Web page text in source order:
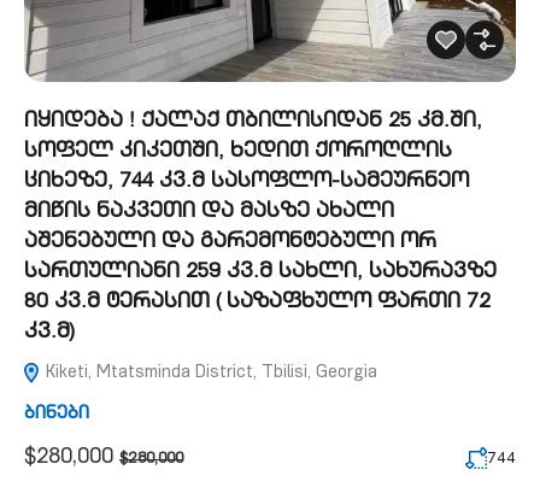
იყიდება ! ქალაქ თბილისიდან 25 კმ.ში,
სოფელ კიკეთში, ხედით ქოროღლის
ციხეზე, 744 კვ.მ სასოფლო-სამეურნეო
მიწის ნაკვეთი და მასზე ახალი
აშენებული და გარემონტებული ორ
სართულიანი 259 კვ.მ სახლი, სახურავზე
80 კვ.მ ტერასით ( საზაფხულო ფართი 72
კვ.მ)
Kiketi, Mtatsminda District, Tbilisi, Georgia
ბინები
$280,000 $280,000 744